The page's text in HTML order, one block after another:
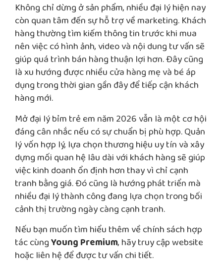
Không chỉ dừng ở sản phẩm, nhiều đại lý hiện nay
còn quan tâm đến sự hỗ trợ về marketing. Khách
hàng thường tìm kiếm thông tin trước khi mua
nên việc có hình ảnh, video và nội dung tư vấn sẽ
giúp quá trình bán hàng thuận lợi hơn. Đây cũng
là xu hướng được nhiều cửa hàng mẹ và bé áp
dụng trong thời gian gần đây để tiếp cận khách
hàng mới.
Mở đại lý bỉm trẻ em năm 2026 vẫn là một cơ hội
đáng cân nhắc nếu có sự chuẩn bị phù hợp. Quản
lý vốn hợp lý, lựa chọn thương hiệu uy tín và xây
dựng mối quan hệ lâu dài với khách hàng sẽ giúp
việc kinh doanh ổn định hơn thay vì chỉ cạnh
tranh bằng giá. Đó cũng là hướng phát triển mà
nhiều đại lý thành công đang lựa chọn trong bối
cảnh thị trường ngày càng cạnh tranh.
Nếu bạn muốn tìm hiểu thêm về chính sách hợp
tác cùngYoung Premium, hãy truy cập website
hoặc liên hệ để được tư vấn chi tiết.